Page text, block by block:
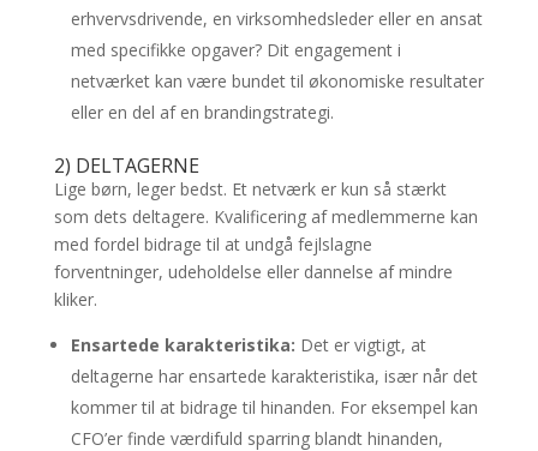
erhvervsdrivende, en virksomhedsleder eller en ansat
med specifikke opgaver? Dit engagement i
netværket kan være bundet til økonomiske resultater
eller en del af en brandingstrategi.
2) DELTAGERNE
Lige børn, leger bedst. Et netværk er kun så stærkt
som dets deltagere. Kvalificering af medlemmerne kan
med fordel bidrage til at undgå fejlslagne
forventninger, udeholdelse eller dannelse af mindre
kliker.
Ensartede karakteristika: Det er vigtigt, at
deltagerne har ensartede karakteristika, især når det
kommer til at bidrage til hinanden. For eksempel kan
CFO’er finde værdifuld sparring blandt hinanden,